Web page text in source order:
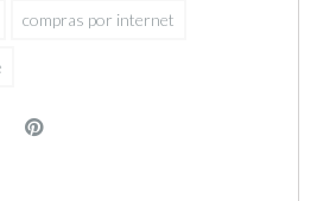
compras por internet
Pinterest